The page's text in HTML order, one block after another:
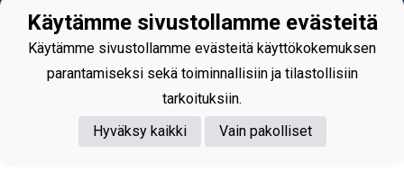
Powered by
Käytämme sivustollamme evästeitä
Käytämme sivustollamme evästeitä käyttökokemuksen
parantamiseksi sekä toiminnallisiin ja tilastollisiin
tarkoituksiin.
Hyväksy kaikki
Vain pakolliset